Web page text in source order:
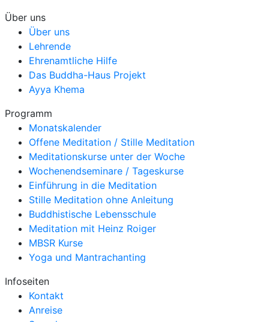
Über uns
Über uns
Lehrende
Ehrenamtliche Hilfe
Das Buddha-Haus Projekt
Ayya Khema
Programm
Monatskalender
Offene Meditation / Stille Meditation
Meditationskurse unter der Woche
Wochenendseminare / Tageskurse
Einführung in die Meditation
Stille Meditation ohne Anleitung
Buddhistische Lebensschule
Meditation mit Heinz Roiger
MBSR Kurse
Yoga und Mantrachanting
Infoseiten
Kontakt
Anreise